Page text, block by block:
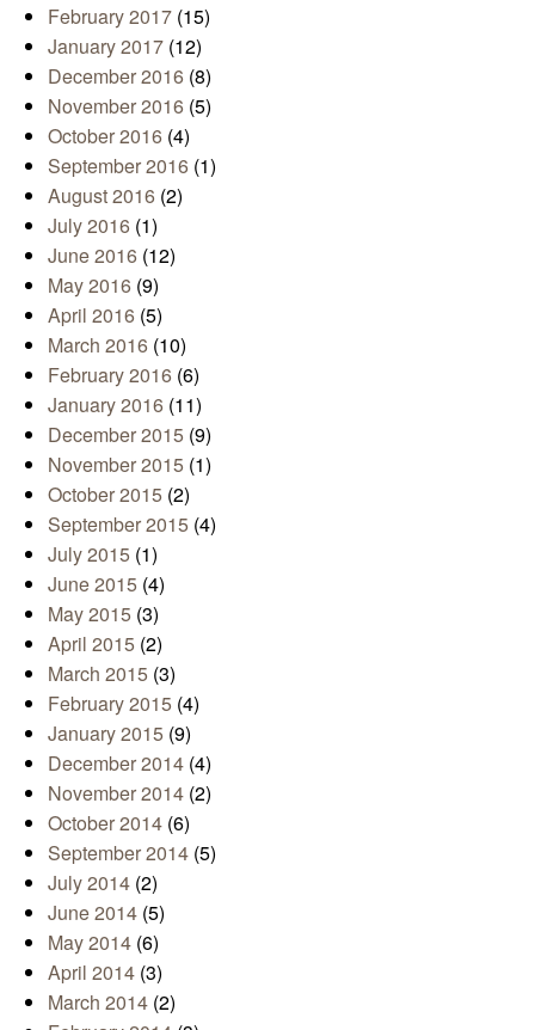
February 2017 (15)
January 2017 (12)
December 2016 (8)
November 2016 (5)
October 2016 (4)
September 2016 (1)
August 2016 (2)
July 2016 (1)
June 2016 (12)
May 2016 (9)
April 2016 (5)
March 2016 (10)
February 2016 (6)
January 2016 (11)
December 2015 (9)
November 2015 (1)
October 2015 (2)
September 2015 (4)
July 2015 (1)
June 2015 (4)
May 2015 (3)
April 2015 (2)
March 2015 (3)
February 2015 (4)
January 2015 (9)
December 2014 (4)
November 2014 (2)
October 2014 (6)
September 2014 (5)
July 2014 (2)
June 2014 (5)
May 2014 (6)
April 2014 (3)
March 2014 (2)